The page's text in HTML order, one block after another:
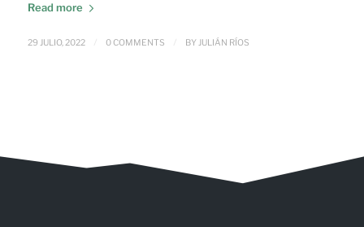
Read more
29 JULIO, 2022 0 COMMENTS BYJULIÁN RÍOS